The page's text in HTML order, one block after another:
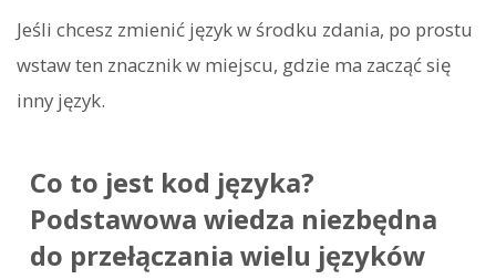
Jeśli chcesz zmienić język w środku zdania, po prostu
wstaw ten znacznik w miejscu, gdzie ma zacząć się
inny język.
Co to jest kod języka?
Podstawowa wiedza niezbędna
do przełączania wielu języków